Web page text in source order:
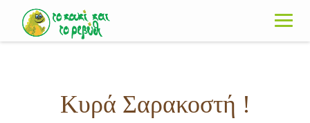
content
Κυρά Σαρακοστή !